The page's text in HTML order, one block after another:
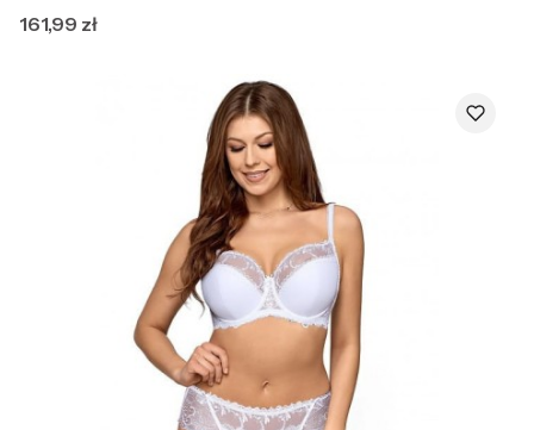
Cena
161,99 zł